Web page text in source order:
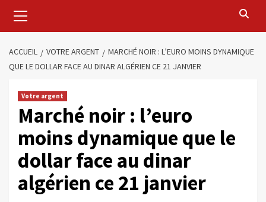
ACCUEIL VOTRE ARGENT
MARCHÉ NOIR : L’EURO MOINS DYNAMIQUE
QUE LE DOLLAR FACE AU DINAR ALGÉRIEN CE 21 JANVIER
Votre argent
Marché noir : l’euro
moins dynamique que le
dollar face au dinar
algérien ce 21 janvier